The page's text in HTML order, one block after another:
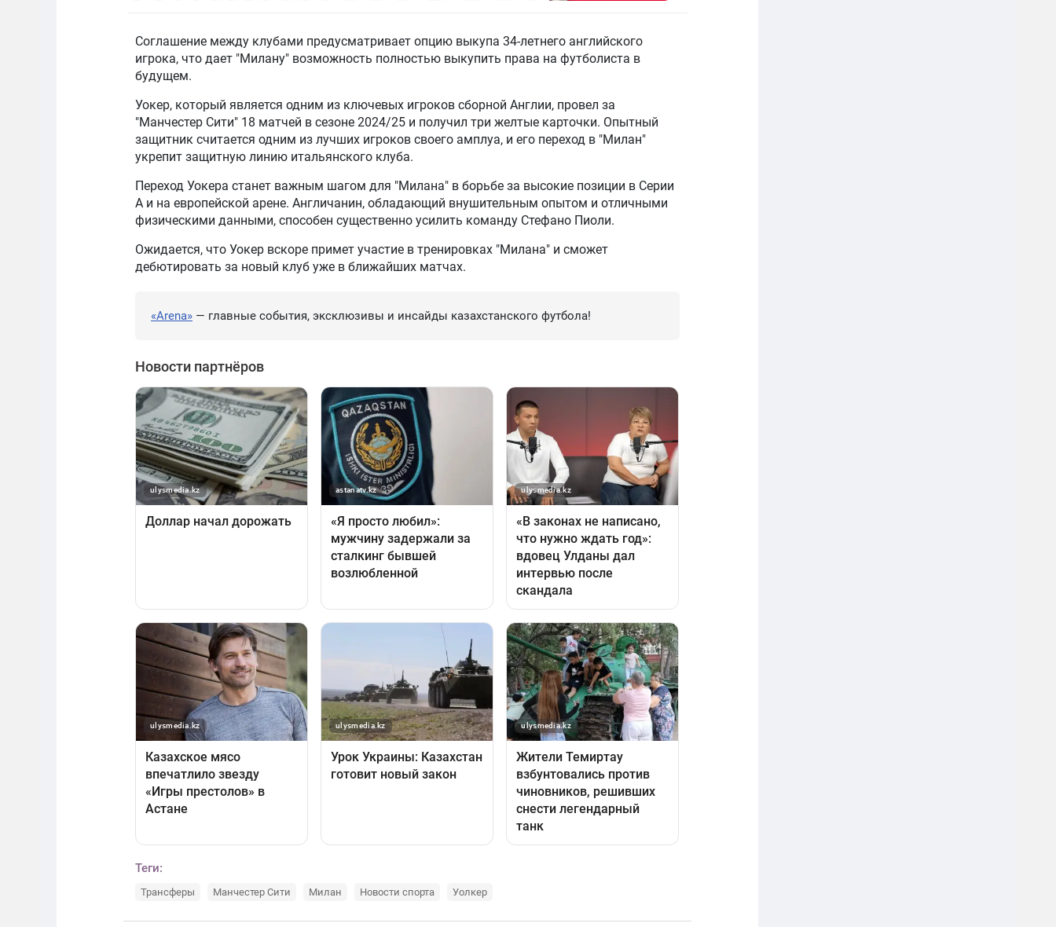
Соглашение между клубами предусматривает опцию выкупа 34-летнего английского
игрока, что дает "Милану" возможность полностью выкупить права на футболиста в
будущем.
Уокер, который является одним из ключевых игроков сборной Англии, провел за
"Манчестер Сити" 18 матчей в сезоне 2024/25 и получил три желтые карточки. Опытный
защитник считается одним из лучших игроков своего амплуа, и его переход в "Милан"
укрепит защитную линию итальянского клуба.
Переход Уокера станет важным шагом для "Милана" в борьбе за высокие позиции в Серии
А и на европейской арене. Англичанин, обладающий внушительным опытом и отличными
физическими данными, способен существенно усилить команду Стефано Пиоли.
Ожидается, что Уокер вскоре примет участие в тренировках "Милана" и сможет
дебютировать за новый клуб уже в ближайших матчах.
«Arena» — главные события, эксклюзивы и инсайды казахстанского футбола!
Теги:
Трансферы Манчестер Сити Милан Новости спорта Уолкер